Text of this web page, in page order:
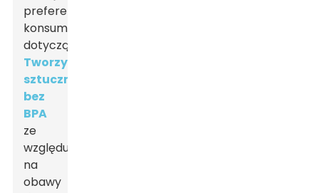
preferencje
konsumentów
dotyczące
Tworzywa
sztuczne
bez
BPA
ze
względu
na
obawy